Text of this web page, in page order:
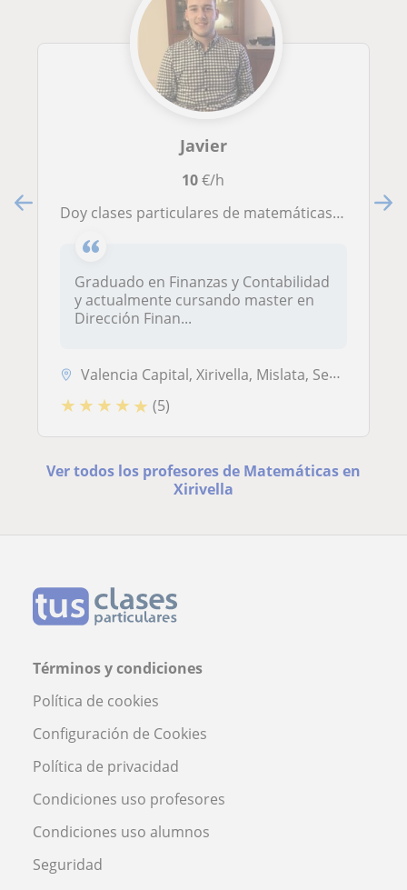
Javier
10€/h
Doy clases particulares de matemáticas, castellano, ingles, ciencias sociales, etc. A alumnos de bachiller, ESO y primaria
Graduado en Finanzas y Contabilidad
y actualmente cursando master en
Dirección Finan...
Valencia Capital, Xirivella, Mislata, Sedaví
★ ★ ★ ★ ★ (5)
Ver todos los profesores de Matemáticas en
Xirivella
Términos y condiciones
Política de cookies
Configuración de Cookies
Política de privacidad
Condiciones uso profesores
Condiciones uso alumnos
Seguridad